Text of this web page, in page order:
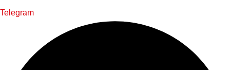
Telegram